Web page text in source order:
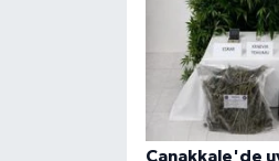
Çanakkale'de